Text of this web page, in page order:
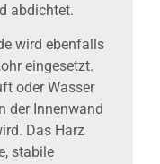
abdichtet.
wird ebenfalls
eingesetzt.
oder Wasser
der Innenwand
Das Harz
stabile